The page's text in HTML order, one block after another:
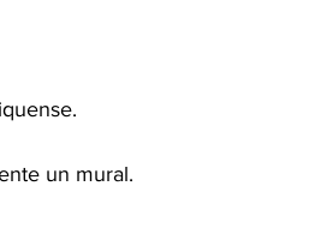
un mural.